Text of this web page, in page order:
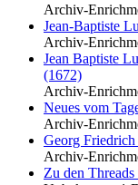
Archiv-
Jean-Baptiste
Archiv-
Jean Baptiste
(1672)
Archiv-
Neues vom
Archiv-
Georg
Archiv-
Zu den